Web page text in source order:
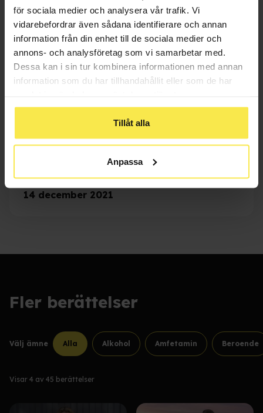
för sociala medier och analysera vår trafik. Vi
vidarebefordrar även sådana identifierare och annan
information från din enhet till de sociala medier och
annons- och analysföretag som vi samarbetar med.
Dessa kan i sin tur kombinera informationen med annan
information som du har tillhandahållit eller som de har
Tillåt alla
Anpassa
”Bara positiva! När jag har på mig 100% ren
hårdträning-kläderna på gymmet brukar folk komma
fram och prata. Tjejerna som jag tränar tycker också
att det är roligt och har ställt en del frågor om det!”
Läs mer om dopning
Publicerad
14 december 2021
Fler berättelser
Välj ämne Alla Alkohol Amfetamin Beroende
Visar 4 av 45 berättelser